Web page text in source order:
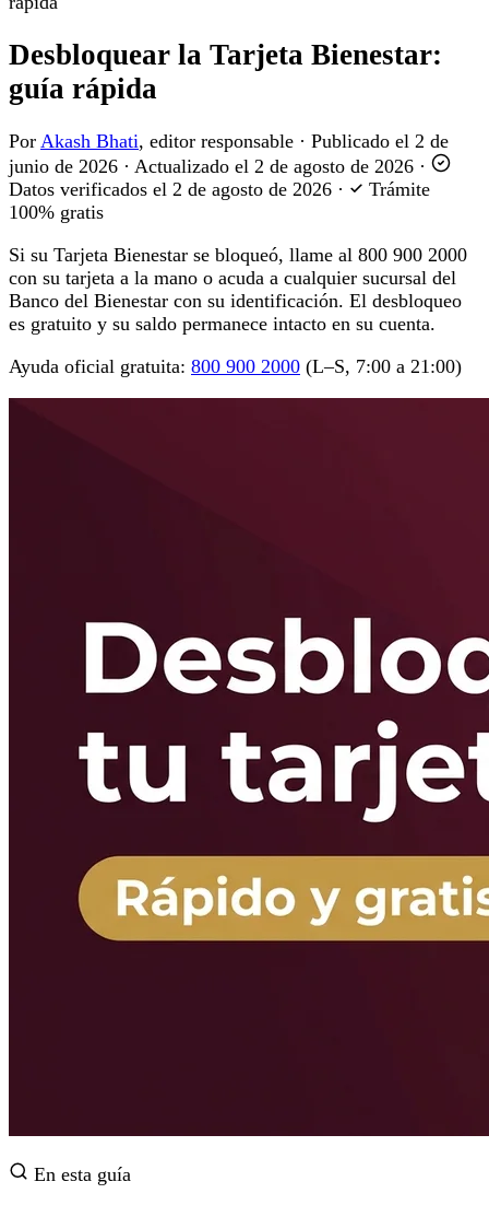
Desbloquear la Tarjeta Bienestar:
guía rápida
Por Akash Bhati, editor responsable · Publicado el 2 de
junio de 2026 · Actualizado el 2 de agosto de 2026 ·
Datos verificados el 2 de agosto de 2026 ·
Trámite
100% gratis
Si su Tarjeta Bienestar se bloqueó, llame al 800 900 2000
con su tarjeta a la mano o acuda a cualquier sucursal del
Banco del Bienestar con su identificación. El desbloqueo
es gratuito y su saldo permanece intacto en su cuenta.
Ayuda oficial gratuita: 800 900 2000 (L–S, 7:00 a 21:00)
En esta guía